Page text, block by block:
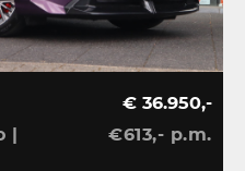
|
€ 36.950,-
€613,- p.m.